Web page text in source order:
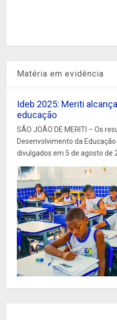
Matéria em evidência
Ideb 2025: Meriti
educação
SÃO JOÃO DE MERITI – Os
Desenvolvimento da
divulgados em 5 de agosto de